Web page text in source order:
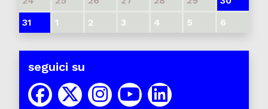
31
1 2 3 4 5 6
seguici su